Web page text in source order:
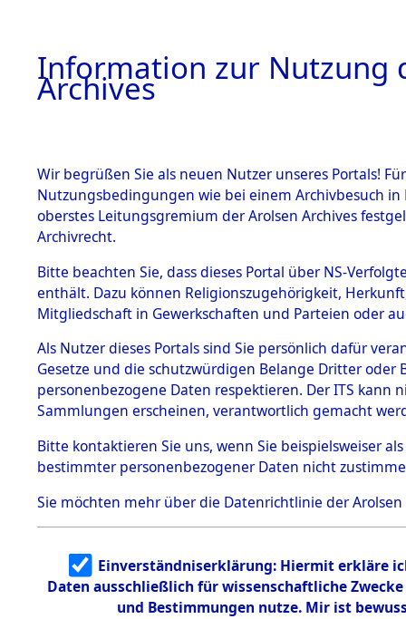
BESTÄNDE
1.
mente
5. Verschiedenes
5.3
Todesmärsche
5.3.1 Alliierte
Erhebungen
zu
Todesmärsch
en
5.3.2
Identifizierun
g
5.3.3
Todesmärsch
der UN-
Checking")
Information zur Nutzung
Archives
Wir begrüßen Sie als neuen Nutzer unseres Portals!
Nutzungsbedingungen wie bei einem Archivbesuch
oberstes Leitungsgremium der Arolsen Archives
Archivrecht.
Bitte beachten Sie, dass dieses Portal über NS-
enthält. Dazu können Religionszugehörigkeit,
Mitgliedschaft in Gewerkschaften und Parteien oder
Als Nutzer dieses Portals sind Sie persönlich dafür
Gesetze und die schutzwürdigen Belange Dritter
personenbezogene Daten respektieren. Der ITS
Sammlungen erscheinen, verantwortlich gemacht
Bitte kontaktieren Sie uns, wenn Sie beispielsweiser
bestimmter personenbezogener Daten nicht
Sie möchten mehr über die Datenrichtlinie der Arolsen
Einverständniserklärung: Hiermit erkläre
Daten ausschließlich für wissenschaftliche
und Bestimmungen nutze. Mir ist